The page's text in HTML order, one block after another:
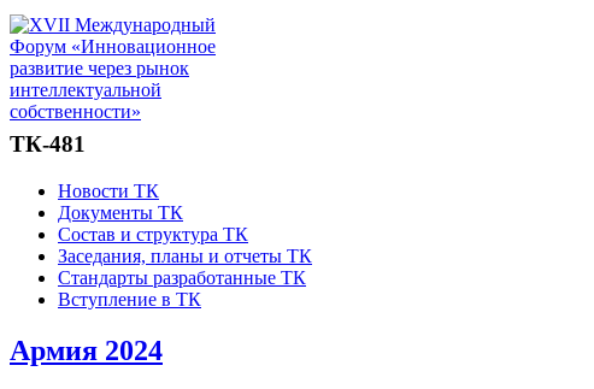
ТК-481
Новости ТК
Документы ТК
Состав и структура ТК
Заседания, планы и отчеты ТК
Стандарты разработанные ТК
Вступление в ТК
Армия 2024